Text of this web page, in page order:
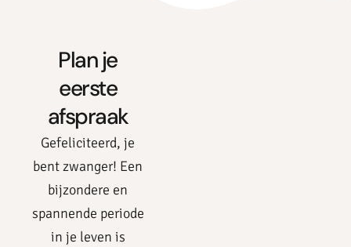
Plan je
eerste
afspraak
Gefeliciteerd, je
bent zwanger! Een
bijzondere en
spannende periode
in je leven is